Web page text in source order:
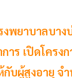
งพยาบาลบาง
าร เปิดโครง
กับผู้สูงอายุ จ